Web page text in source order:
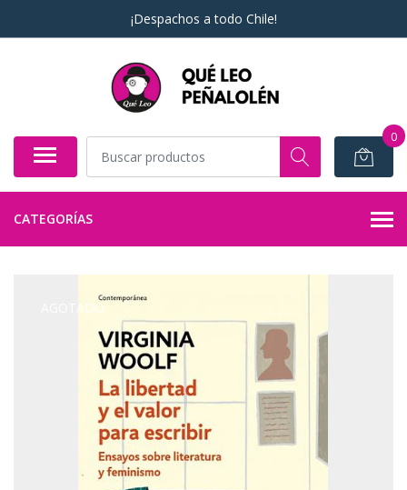
¡Despachos a todo Chile!
0
CATEGORÍAS
AGOTADO